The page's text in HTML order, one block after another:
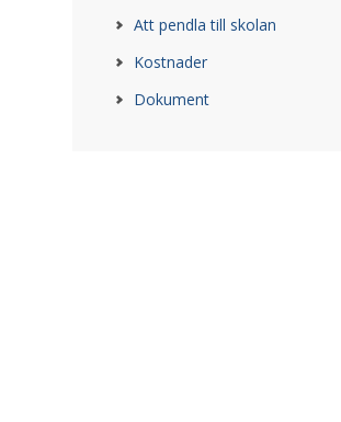
Att pendla till skolan
Kostnader
Dokument